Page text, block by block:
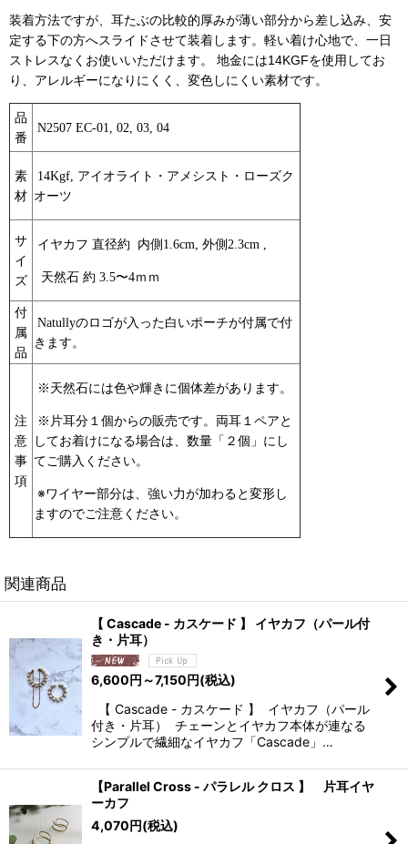
装着方法ですが、 耳たぶの比較的厚みが薄い部分から差し込み、 安
定する下の方へスライドさせて装着します。 軽い着け心地で、一日
ストレスなくお使いいただけます。 地金には14KGFを使用してお
り、アレルギーになりにくく、変色しにくい素材です。
品
番
N2507 EC-01, 02, 03, 04
素
材
14Kgf, アイオライト・アメシスト・ローズク
オーツ
サ
イ
ズ
イヤカフ 直径約 内側1.6cm, 外側2.3cm ,
天然石 約 3.5〜4ｍｍ
付
属
品
Natullyのロゴが入った白いポーチが付属で付
きます。
注
意
事
項
※天然石には色や輝きに個体差があります。
※片耳分１個からの販売です。両耳１ペアと
してお着けになる場合は、 数量「２個」にし
てご購入ください。
※ワイヤー部分は、強い力が加わると変形し
ますのでご注意ください。
関連商品
【 Cascade - カスケード 】 イヤカフ（パール付
き・片耳）
6,600円 ～7,150円(税込)
【 Cascade - カスケード 】 イヤカフ（パール
付き・片耳） チェーンとイヤカフ本体が連なる
シンプルで繊細なイヤカフ「Cascade」…
【Parallel Cross - パラレル クロス 】 片耳イヤ
ーカフ
4,070円(税込)